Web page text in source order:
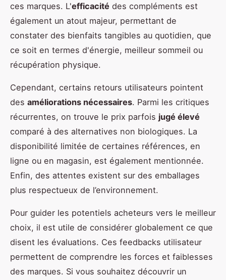
ces marques. L'efficacité des compléments est
également un atout majeur, permettant de
constater des bienfaits tangibles au quotidien, que
ce soit en termes d'énergie, meilleur sommeil ou
récupération physique.
Cependant, certains retours utilisateurs pointent
des améliorations nécessaires. Parmi les critiques
récurrentes, on trouve le prix parfois jugé élevé
comparé à des alternatives non biologiques. La
disponibilité limitée de certaines références, en
ligne ou en magasin, est également mentionnée.
Enfin, des attentes existent sur des emballages
plus respectueux de l’environnement.
Pour guider les potentiels acheteurs vers le meilleur
choix, il est utile de considérer globalement ce que
disent les évaluations. Ces feedbacks utilisateur
permettent de comprendre les forces et faiblesses
des marques. Si vous souhaitez découvrir un